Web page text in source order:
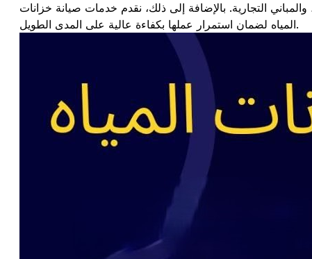
التجارية. بالإضافة إلى ذلك، نقدم خدمات صيانة خزانات
المياه لضمان استمرار عملها بكفاءة عالية على المدى الطويل.